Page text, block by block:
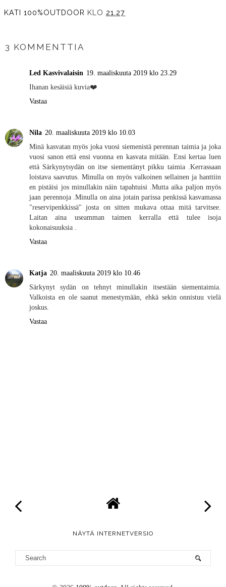
KATI 100%OUTDOOR KLO 21.27
3 KOMMENTTIA
Led Kasvivalaisin 19. maaliskuuta 2019 klo 23.29
Ihanan kesäisiä kuvia❤️
Vastaa
Nila 20. maaliskuuta 2019 klo 10.03
Minä kasvatan myös joka vuosi siemenistä perennan taimia ja joka
vuosi sanon että ensi vuonna en kasvata mitään. Ensi kertaa luen
että Särkynytsydän on itse siementänyt pikku taimia .Kerrassaan
loistava saavutus. Minulla on myös valkoinen sellainen ja hanttiin
en pistäisi jos minullakin näin tapahtuisi .Mutta aika paljon myös
jaan perennoja .Minulla on aina jotain parissa penkissä kasvamassa
"reservipenkkissä" josta on sitten mukava ottaa mitä tarvitsee.
Laitan aina useamman taimen kerralla että tulee isoja
kokonaisuuksia .
Vastaa
Katja 20. maaliskuuta 2019 klo 10.46
Särkynyt sydän on tehnyt minullakin itsestään siementaimia.
Valkoista en ole saanut menestymään, ehkä sekin onnistuu vielä
joskus.
Vastaa
NÄYTÄ INTERNETVERSIO